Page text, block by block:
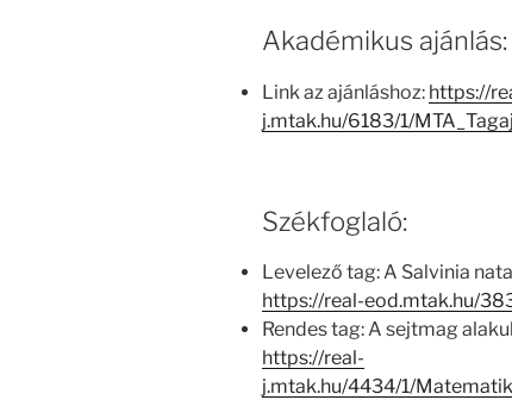
Akadémikus ajánlás:
Link az ajánláshoz: https://
j.mtak.hu/6183/1/
Székfoglaló:
Levelező tag: A Salvinia
https://real-eod.mtak.hu/
Rendes tag: A sejtmag
https://real-
j.mtak.hu/4434/1/